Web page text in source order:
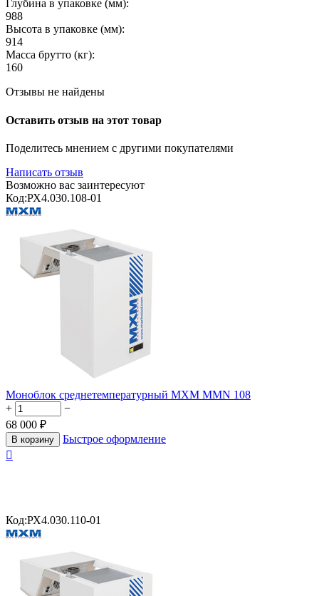
Глубина в упаковке (мм):
988
Высота в упаковке (мм):
914
Масса брутто (кг):
160
Отзывы не найдены
Оставить отзыв на этот товар
Поделитесь мнением с другими покупателями
Написать отзыв
Возможно вас заинтересуют
Код:РХ4.030.108-01
Моноблок среднетемпературный МХМ MMN 108
+
−
68 000 ₽
В корзину
Быстрое оформление

Код:РХ4.030.110-01